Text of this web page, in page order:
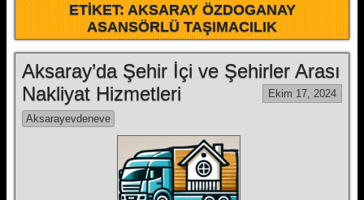
ETIKET:AKSARAY ÖZDOGANAY
ASANSÖRLÜ TAŞIMACILIK
Aksaray’da Şehir İçi ve Şehirler Arası
Nakliyat Hizmetleri
Ekim 17, 2024
Aksarayevdeneve